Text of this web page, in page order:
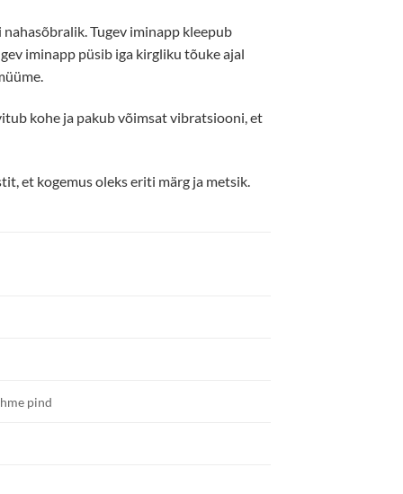
Tugev iminapp kleepub
iminapp püsib iga kirgliku tõuke ajal
kohe ja pakub võimsat vibratsiooni, et
et kogemus oleks eriti märg ja metsik.
pind